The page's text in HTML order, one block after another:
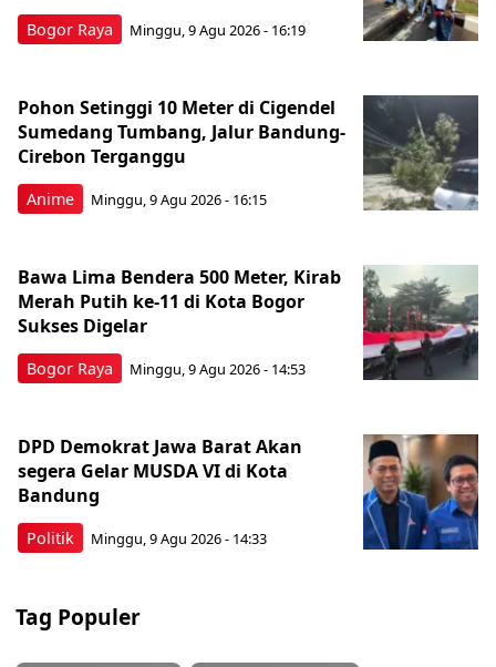
Bogor Raya Minggu, 9 Agu 2026 - 16:19
Anime
Pohon Setinggi 10 Meter di Cigendel
Sumedang Tumbang, Jalur Bandung-
Cirebon Terganggu
Minggu, 9 Agu 2026 - 16:15
Bogor Raya
Bawa Lima Bendera 500 Meter, Kirab
Merah Putih ke-11 di Kota Bogor
Sukses Digelar
Minggu, 9 Agu 2026 - 14:53
Politik
DPD Demokrat Jawa Barat Akan
segera Gelar MUSDA VI di Kota
Bandung
Minggu, 9 Agu 2026 - 14:33
Tag Populer